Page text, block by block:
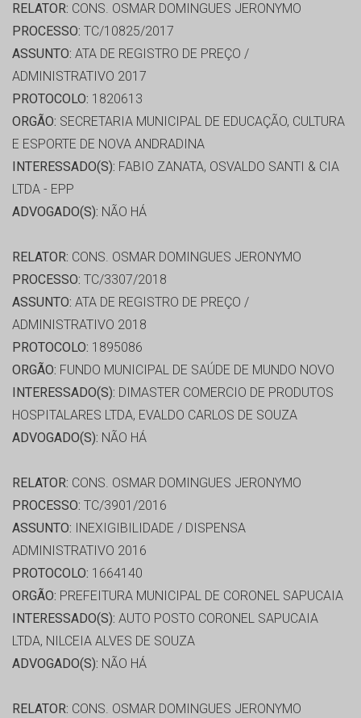
RELATOR: CONS. OSMAR DOMINGUES JERONYMO
PROCESSO: TC/10825/2017
ASSUNTO: ATA DE REGISTRO DE PREÇO /
ADMINISTRATIVO 2017
PROTOCOLO: 1820613
ORGÃO: SECRETARIA MUNICIPAL DE EDUCAÇÃO, CULTURA
E ESPORTE DE NOVA ANDRADINA
INTERESSADO(S): FABIO ZANATA, OSVALDO SANTI & CIA
LTDA - EPP
ADVOGADO(S): NÃO HÁ
RELATOR: CONS. OSMAR DOMINGUES JERONYMO
PROCESSO: TC/3307/2018
ASSUNTO: ATA DE REGISTRO DE PREÇO /
ADMINISTRATIVO 2018
PROTOCOLO: 1895086
ORGÃO: FUNDO MUNICIPAL DE SAÚDE DE MUNDO NOVO
INTERESSADO(S): DIMASTER COMERCIO DE PRODUTOS
HOSPITALARES LTDA, EVALDO CARLOS DE SOUZA
ADVOGADO(S): NÃO HÁ
RELATOR: CONS. OSMAR DOMINGUES JERONYMO
PROCESSO: TC/3901/2016
ASSUNTO: INEXIGIBILIDADE / DISPENSA
ADMINISTRATIVO 2016
PROTOCOLO: 1664140
ORGÃO: PREFEITURA MUNICIPAL DE CORONEL SAPUCAIA
INTERESSADO(S): AUTO POSTO CORONEL SAPUCAIA
LTDA, NILCEIA ALVES DE SOUZA
ADVOGADO(S): NÃO HÁ
RELATOR: CONS. OSMAR DOMINGUES JERONYMO